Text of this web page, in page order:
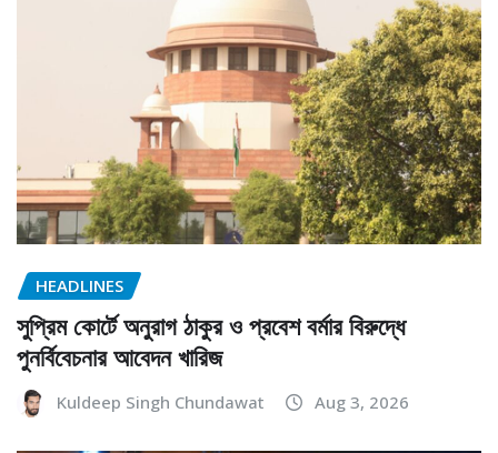
HEADLINES
সুপ্রিম কোর্টে অনুরাগ ঠাকুর ও প্রবেশ বর্মার বিরুদ্ধে
পুনর্বিবেচনার আবেদন খারিজ
Kuldeep Singh Chundawat Aug 3, 2026